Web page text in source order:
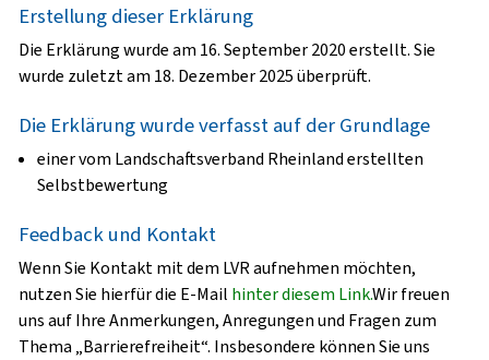
Erstellung dieser Erklärung
Die Erklärung wurde am 16. September 2020 erstellt. Sie
wurde zuletzt am 18. Dezember 2025 überprüft.
Die Erklärung wurde verfasst auf der Grundlage
einer vom Landschaftsverband Rheinland erstellten
Selbstbewertung
Feedback und Kontakt
Wenn Sie Kontakt mit dem LVR aufnehmen möchten,
nutzen Sie hierfür die E-Mail hinter diesem Link.Wir freuen
uns auf Ihre Anmerkungen, Anregungen und Fragen zum
Thema „Barrierefreiheit“. Insbesondere können Sie uns